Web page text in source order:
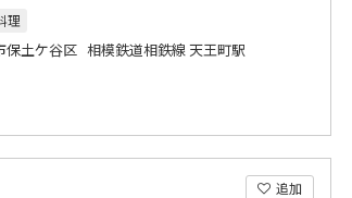
理
保土ケ谷区 相模鉄道相鉄線 天王町駅
追加